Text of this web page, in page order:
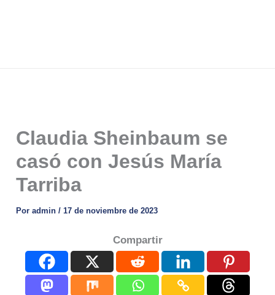
Claudia Sheinbaum se
casó con Jesús María
Tarriba
Poradmin/ 17 de noviembre de 2023
Compartir